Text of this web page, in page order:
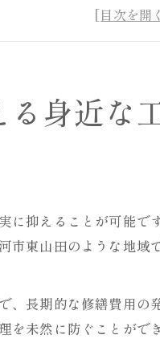
家族で協力するお墓
お墓の維持費を見直
茨城県古河市東山田の管理
お墓の管理費用が変わ
地元で選ぶお墓管理
家族に優しいお墓選
身近な
抑えることが可能
市東山田のような地
、長期的な修繕費用
を未然に防ぐことが